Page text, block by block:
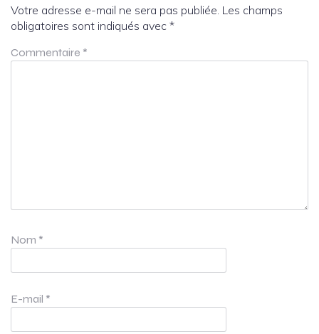
Votre adresse e-mail ne sera pas publiée. Les champs
obligatoires sont indiqués avec *
Commentaire *
Nom *
E-mail *